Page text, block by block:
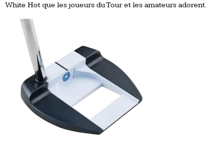
White Hot que les joueurs du Tour et les amateurs adorent.